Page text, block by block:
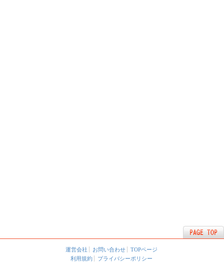
運営会社 お問い合わせ
TOPページ
利用規約
プライバシーポリシー